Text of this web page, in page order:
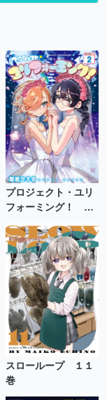
プロジェクト・ユリ
フォーミング！ ２
スローループ １１
巻